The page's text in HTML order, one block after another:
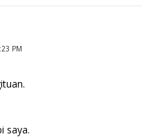
PM
saya.